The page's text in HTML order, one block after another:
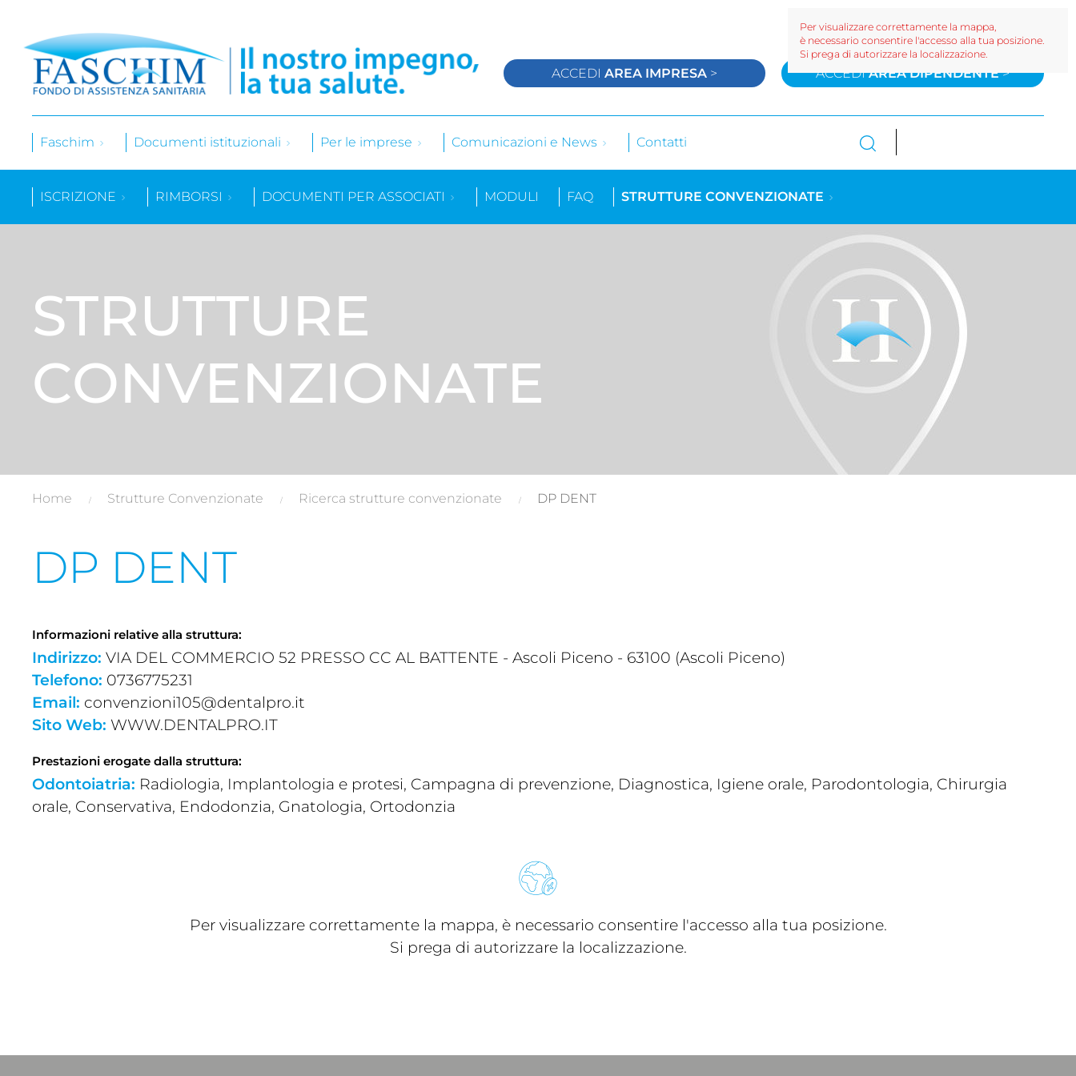
ACCEDIAREA IMPRESA > ACCEDIAREA DIPENDENTE>
Faschim Documenti istituzionali Per le imprese Comunicazioni e News Contatti
ISCRIZIONE RIMBORSI DOCUMENTI PER ASSOCIATI MODULI FAQ STRUTTURE CONVENZIONATE
STRUTTURE
CONVENZIONATE
Home Strutture Convenzionate Ricerca strutture convenzionate DP DENT
DP DENT
Informazioni relative alla struttura:
Indirizzo: VIA DEL COMMERCIO 52 PRESSO CC AL BATTENTE - Ascoli Piceno - 63100 (Ascoli Piceno)
Telefono: 0736775231
Email: convenzioni105@dentalpro.it
Sito Web: WWW.DENTALPRO.IT
Prestazioni erogate dalla struttura:
Odontoiatria: Radiologia, Implantologia e protesi, Campagna di prevenzione, Diagnostica, Igiene orale, Parodontologia, Chirurgia
orale, Conservativa, Endodonzia, Gnatologia, Ortodonzia
Per visualizzare correttamente la mappa, è necessario consentire l'accesso alla tua posizione.
Si prega di autorizzare la localizzazione.
Per visualizzare correttamente la mappa,
è necessario consentire l'accesso alla tua posizione.
Si prega di autorizzare la localizzazione.